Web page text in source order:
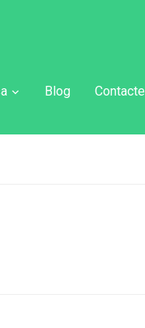
Blog Contacte